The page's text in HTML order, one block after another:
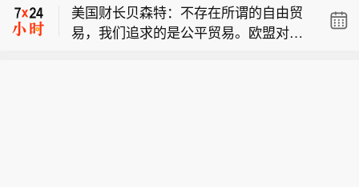
位带回本国。
美国财长贝森特：不存在所谓的自由贸
易，我们追求的是公平贸易。欧盟对我